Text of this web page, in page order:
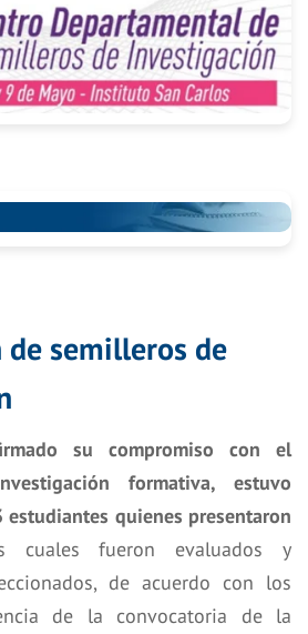
semilleros de
su compromiso con el
formativa, estuvo
estudiantes quienes presentaron
cuales fueron evaluados y
de acuerdo con los
de la convocatoria de la